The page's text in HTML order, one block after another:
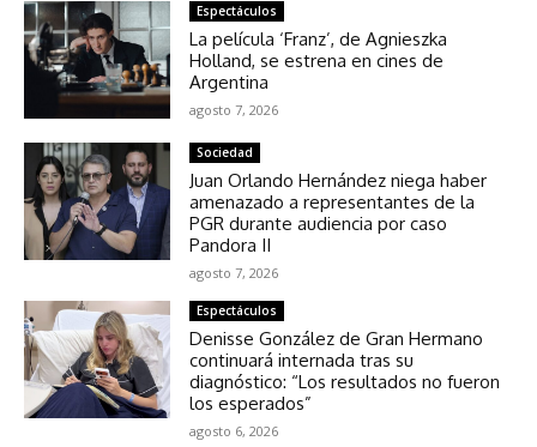
Espectáculos
La película ‘Franz’, de Agnieszka
Holland, se estrena en cines de
Argentina
agosto 7, 2026
Sociedad
Juan Orlando Hernández niega haber
amenazado a representantes de la
PGR durante audiencia por caso
Pandora II
agosto 7, 2026
Espectáculos
Denisse González de Gran Hermano
continuará internada tras su
diagnóstico: “Los resultados no fueron
los esperados”
agosto 6, 2026